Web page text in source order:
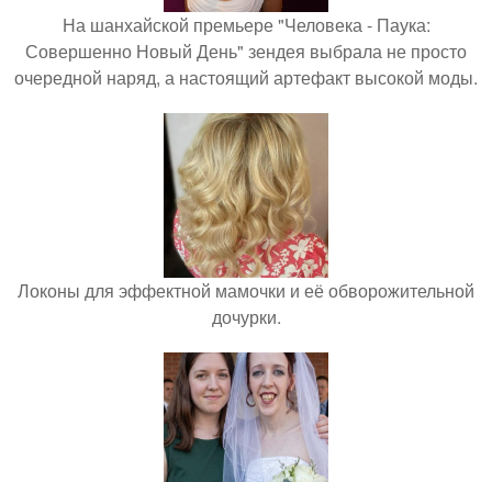
На шанхайской премьере "Человека - Паука:
Совершенно Новый День" зендея выбрала не просто
очередной наряд, а настоящий артефакт высокой моды.
Локоны для эффектной мамочки и её обворожительной
дочурки.